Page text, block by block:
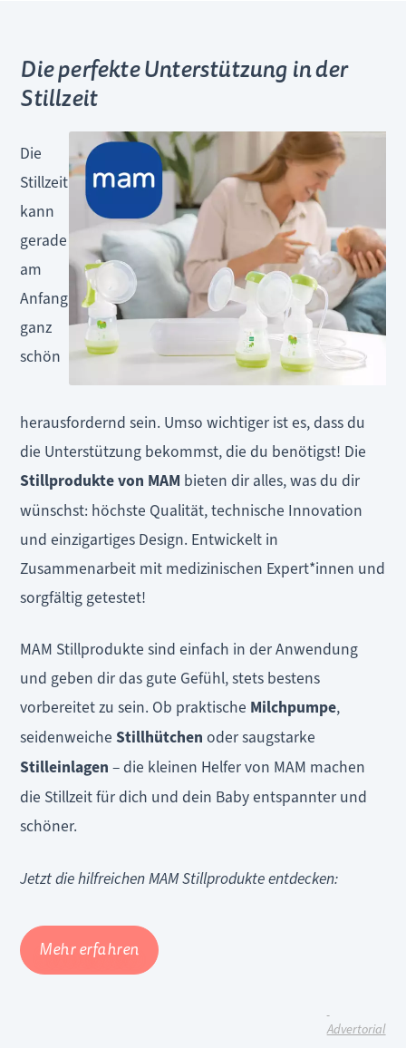
Die perfekte Unterstützung in der
Stillzeit
Die
Stillzeit
kann
gerade
am
Anfang
ganz
schön
herausfordernd sein. Umso wichtiger ist es, dass du
die Unterstützung bekommst, die du benötigst! Die
Stillprodukte von MAM bieten dir alles, was du dir
wünschst: höchste Qualität, technische Innovation
und einzigartiges Design. Entwickelt in
Zusammenarbeit mit medizinischen Expert*innen und
sorgfältig getestet!
MAM Stillprodukte sind einfach in der Anwendung
und geben dir das gute Gefühl, stets bestens
vorbereitet zu sein. Ob praktische Milchpumpe,
seidenweicheStillhütchen oder saugstarke
Stilleinlagen – die kleinen Helfer von MAM machen
die Stillzeit für dich und dein Baby entspannter und
schöner.
Jetzt die hilfreichen MAM Stillprodukte entdecken:
Mehr erfahren
Advertorial